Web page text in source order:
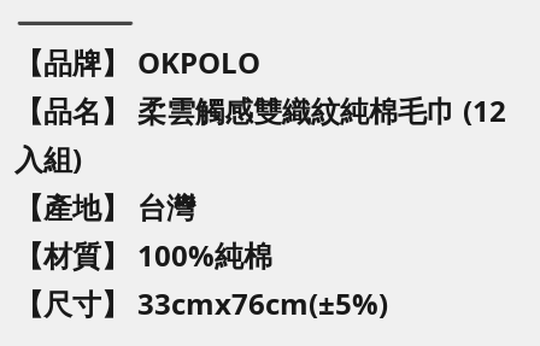
【品牌】 OKPOLO
【品名】 柔雲觸感雙織紋純棉毛巾 (12
入組)
【產地】 台灣
【材質】 100%純棉
【尺寸】 33cmx76cm(±5%)